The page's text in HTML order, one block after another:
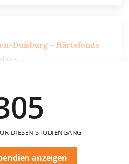
Duisburg – Härtefonds
DIESEN STUDIENGANG
anzeigen